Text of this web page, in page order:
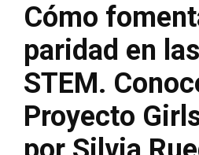
Cómo
paridad en
STEM.
Proyecto